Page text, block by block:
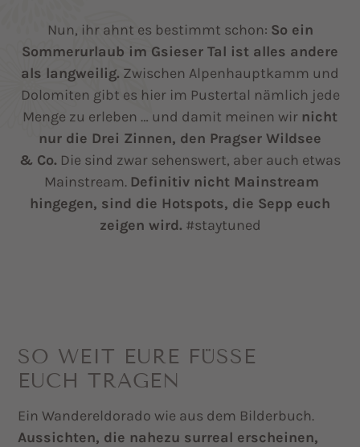
Nun, ihr ahnt es bestimmt schon: So ein
Sommerurlaub im Gsieser Tal ist alles andere
als langweilig. Zwischen Alpenhauptkamm und
Dolomiten gibt es hier im Pustertal nämlich jede
Menge zu erleben … und damit meinen wir nicht
nur die Drei Zinnen, den Pragser Wildsee
& Co. Die sind zwar sehenswert, aber auch etwas
Mainstream. Definitiv nicht Mainstream
hingegen, sind die Hotspots, die Sepp euch
zeigen wird. #staytuned
SO WEIT EURE FÜSSE E
UCH TRAGEN
Ein Wandereldorado wie aus dem Bilderbuch.
Aussichten, die nahezu surreal erscheinen,